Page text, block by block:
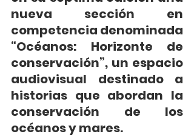
nueva sección en
competencia denominada
“Océanos: Horizonte de
conservación”, un espacio
audiovisual destinado a
historias que abordan la
conservación de los
océanos y mares.